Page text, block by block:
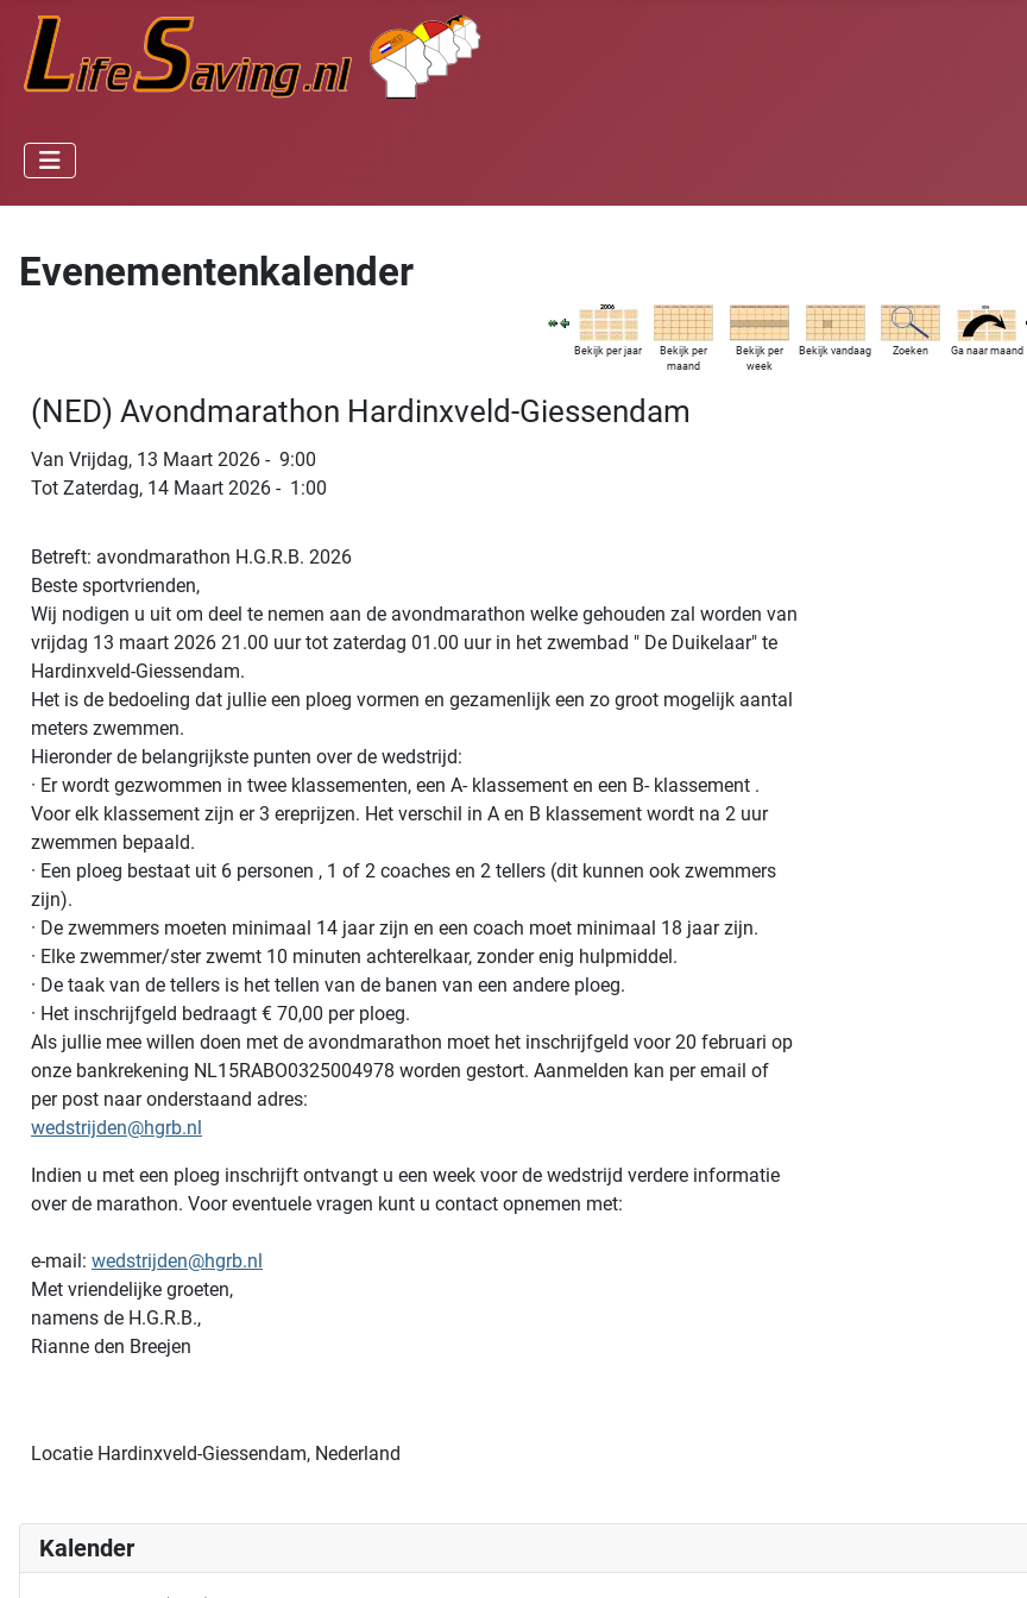
Evenementenkalender
Bekijk per jaar
Bekijk per
maand
Bekijk per
week
Bekijk vandaag Zoeken Ga naar maand
(NED) Avondmarathon Hardinxveld-Giessendam
Van Vrijdag, 13 Maart 2026 - 9:00
Tot Zaterdag, 14 Maart 2026 - 1:00
Betreft: avondmarathon H.G.R.B. 2026
Beste sportvrienden,
Wij nodigen u uit om deel te nemen aan de avondmarathon welke gehouden zal worden van
vrijdag 13 maart 2026 21.00 uur tot zaterdag 01.00 uur in het zwembad " De Duikelaar" te
Hardinxveld-Giessendam.
Het is de bedoeling dat jullie een ploeg vormen en gezamenlijk een zo groot mogelijk aantal
meters zwemmen.
Hieronder de belangrijkste punten over de wedstrijd:
· Er wordt gezwommen in twee klassementen, een A- klassement en een B- klassement .
Voor elk klassement zijn er 3 ereprijzen. Het verschil in A en B klassement wordt na 2 uur
zwemmen bepaald.
· Een ploeg bestaat uit 6 personen , 1 of 2 coaches en 2 tellers (dit kunnen ook zwemmers
zijn).
· De zwemmers moeten minimaal 14 jaar zijn en een coach moet minimaal 18 jaar zijn.
· Elke zwemmer/ster zwemt 10 minuten achterelkaar, zonder enig hulpmiddel.
· De taak van de tellers is het tellen van de banen van een andere ploeg.
· Het inschrijfgeld bedraagt € 70,00 per ploeg.
Als jullie mee willen doen met de avondmarathon moet het inschrijfgeld voor 20 februari op
onze bankrekening NL15RABO0325004978 worden gestort. Aanmelden kan per email of
per post naar onderstaand adres:
wedstrijden@hgrb.nl
Indien u met een ploeg inschrijft ontvangt u een week voor de wedstrijd verdere informatie
over de marathon. Voor eventuele vragen kunt u contact opnemen met:
e-mail: wedstrijden@hgrb.nl
Met vriendelijke groeten,
namens de H.G.R.B.,
Rianne den Breejen
Locatie Hardinxveld-Giessendam, Nederland
Kalender